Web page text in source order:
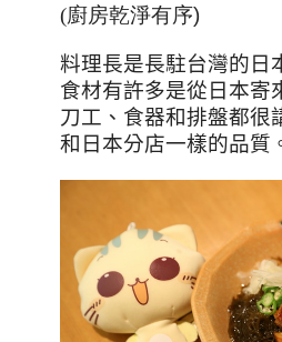
(廚房乾淨有序)
料理長是長駐台灣的日
食材有許多是從日本寄
刀工、食器和排盤都很
和日本分店一樣的品質